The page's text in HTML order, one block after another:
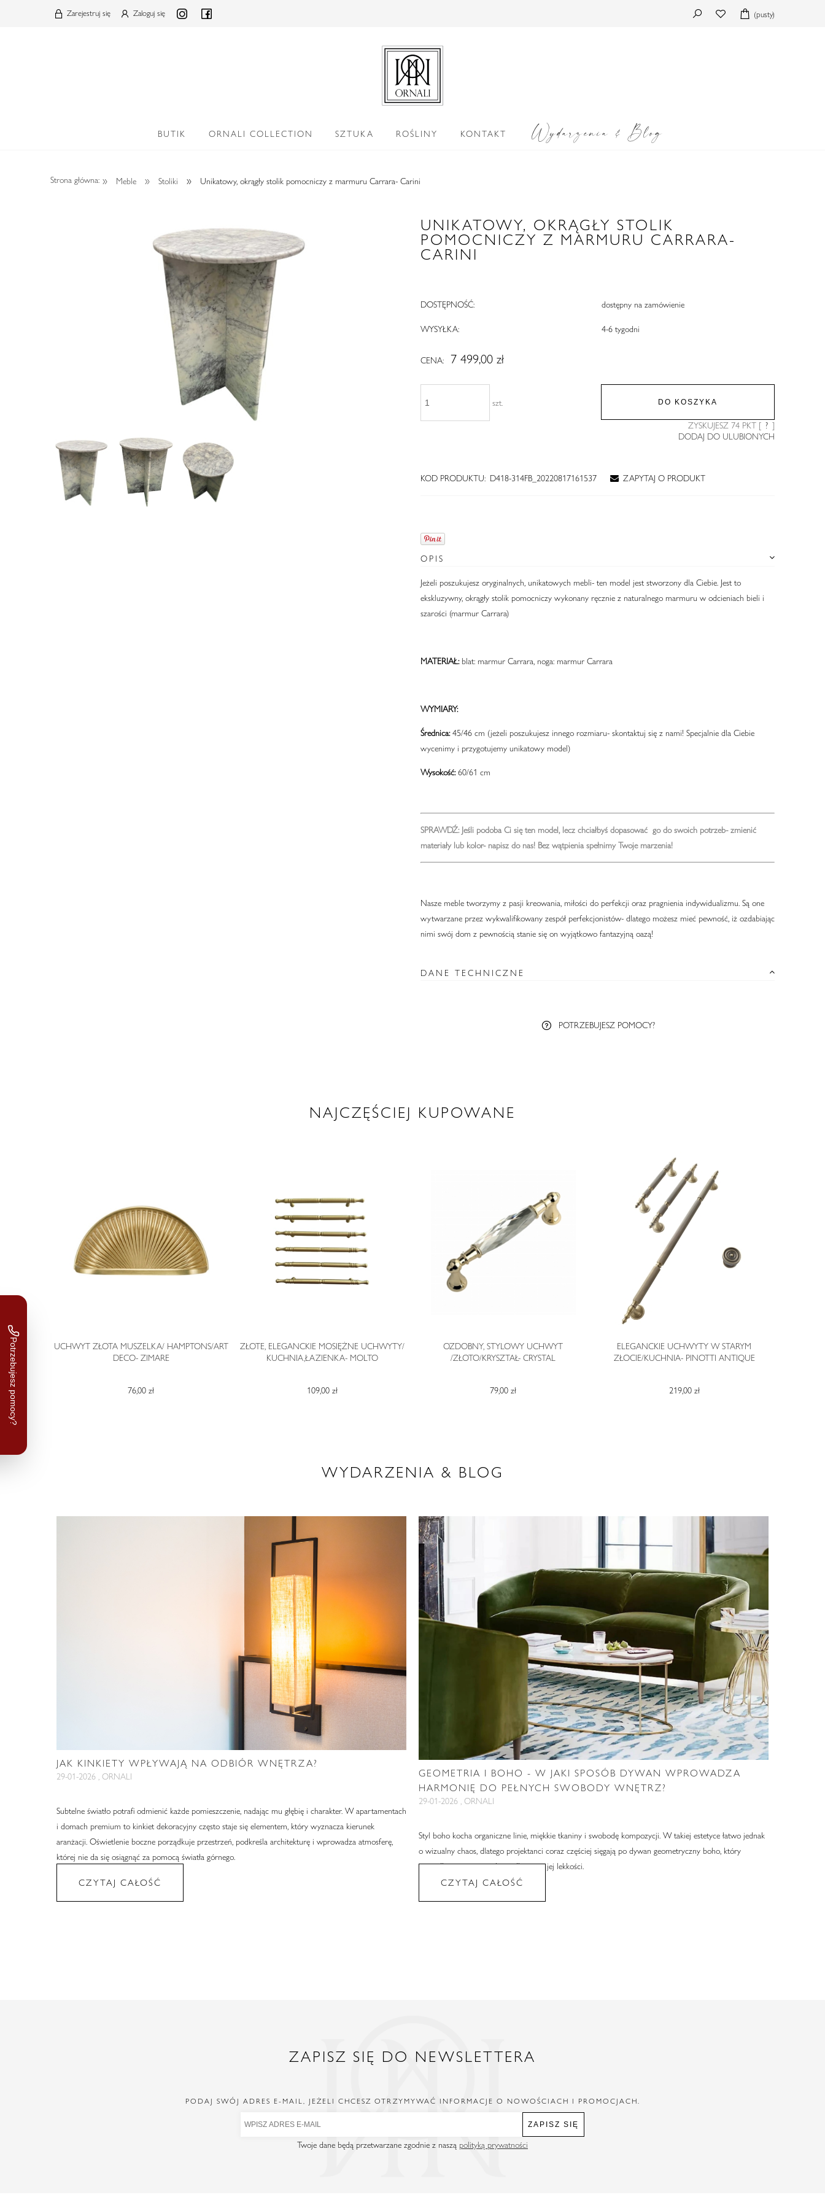
(pusty)
Zarejestruj się Zaloguj się
BUTIK ORNALI COLLECTION SZTUKA ROŚLINY KONTAKT Wydarzenia & Blog
Strona główna: » Meble » Stoliki » Unikatowy, okrągły stolik pomocniczy z marmuru Carrara- Carini
UNIKATOWY, OKRĄGŁY STOLIK
POMOCNICZY Z MARMURU CARRARA-
CARINI
DOSTĘPNOŚĆ: dostępny na zamówienie
WYSYŁKA: 4-6 tygodni
CENA: 7 499,00 zł
szt. DO KOSZYKA
ZYSKUJESZ 74PKT [ ? ]
DODAJ DO ULUBIONYCH
KOD PRODUKTU: D418-314FB_20220817161537 ZAPYTAJ O PRODUKT
OPIS
Jeżeli poszukujesz oryginalnych, unikatowych mebli- ten model jest stworzony dla Ciebie. Jest to
ekskluzywny, okrągły stolik pomocniczy wykonany ręcznie z naturalnego marmuru w odcieniach bieli i
szarości (marmur Carrara)
MATERIAŁ:blat: marmur Carrara, noga: marmur Carrara
WYMIARY:
Średnica:45/46 cm (jeżeli poszukujesz innego rozmiaru- skontaktuj się z nami! Specjalnie dla Ciebie
wycenimy i przygotujemy unikatowy model)
Wysokość:60/61 cm
SPRAWDŹ: Jeśli podoba Ci się ten model, lecz chciałbyś dopasować go do swoich potrzeb- zmienić
materiały lub kolor- napisz do nas!Bez wątpienia spełnimy Twoje marzenia!
Nasze meble tworzymy z pasji kreowania, miłości do perfekcji oraz pragnienia indywidualizmu. Są one
wytwarzane przez wykwalifikowany zespół perfekcjonistów- dlatego możesz mieć pewność, iż ozdabiając
nimi swój dom z pewnością stanie się on wyjątkowo fantazyjną oazą!
DANE TECHNICZNE
POTRZEBUJESZ POMOCY?
NAJCZĘŚCIEJ KUPOWANE
ART
UCHWYT ZŁOTA MUSZELKA/ HAMPTONS/ART
DECO- ZIMARE
76,00 zł
ZŁOTE, ELEGANCKIE MOSIĘŻNE UCHWYTY/
KUCHNIA,ŁAZIENKA- MOLTO
109,00 zł
OZDOBNY, STYLOWY UCHWYT
/ZŁOTO/KRYSZTAŁ- CRYSTAL
79,00 zł
ELEGANCKIE UCHWYTY W STARYM
ZŁOCIE/KUCHNIA- PINOTTI ANTIQUE
219,00 zł
WYDARZENIA & BLOG
JAK KINKIETY WPŁYWAJĄ NA ODBIÓR WNĘTRZA?
29-01-2026 , ORNALI
Subtelne światło potrafi odmienić każde pomieszczenie, nadając mu głębię i charakter. W apartamentach
i domach premium to kinkiet dekoracyjny często staje się elementem, który wyznacza kierunek
aranżacji. Oświetlenie boczne porządkuje przestrzeń, podkreśla architekturę i wprowadza atmosferę,
której nie da się osiągnąć za pomocą światła górnego.
CZYTAJ CAŁOŚĆ
GEOMETRIA I BOHO - W JAKI SPOSÓB DYWAN WPROWADZA
HARMONIĘ DO PEŁNYCH SWOBODY WNĘTRZ?
29-01-2026 , ORNALI
Styl boho kocha organiczne linie, miękkie tkaniny i swobodę kompozycji. W takiej estetyce łatwo jednak
o wizualny chaos, dlatego projektanci coraz częściej sięgają po dywan geometryczny boho, który
porządkuje przestrzeń bez odbierania jej lekkości.
CZYTAJ CAŁOŚĆ
ZAPISZ SIĘ DO NEWSLETTERA
PODAJ SWÓJ ADRES E-MAIL, JEŻELI CHCESZ OTRZYMYWAĆ INFORMACJE O NOWOŚCIACH I PROMOCJACH.
ZAPISZ SIĘ
Twoje dane będą przetwarzane zgodnie z naszą polityką prywatności